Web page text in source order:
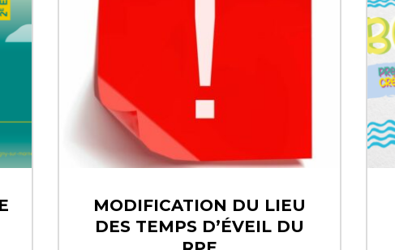
MODIFICATION DU LIEU
DES TEMPS D’ÉVEIL DU